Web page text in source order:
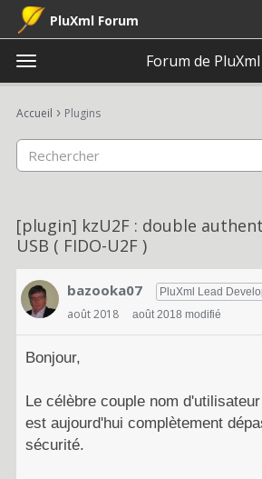
PluXml Forum
t
g
e
n
u
Forum de PluXml
Catégories
Discussions
Activité
Connexion
Accueil › Plugins
[plugin] kzU2F : double
USB ( FIDO-U2F )
bazooka07 PluXml Lead
août 2018 août 2018 modifié
Bonjour,
Le célèbre couple nom
est aujourd'hui complètement
sécurité.